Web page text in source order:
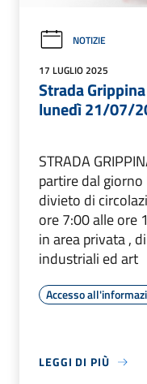
NOTIZIE
17 LUGLIO 2025
Strada
lunedì 21/07/
STRADA
partire dal giorno
divieto di
ore 7:00 alle ore
in area privata ,
industriali ed art
Accesso
LEGGI DI PIÙ